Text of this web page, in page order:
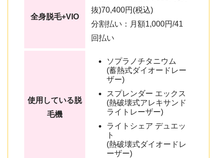
全身脱毛+VIO
抜)70,400円(税込)
分割払い：月額1,000円/41
回払い
使用している脱
毛機
ソプラノチタニウム
(蓄熱式ダイオードレー
ザー)
スプレンダー エックス
(熱破壊式アレキサンド
ライトレーザー)
ライトシェア デュエッ
ト
(熱破壊式ダイオードレ
ーザー)